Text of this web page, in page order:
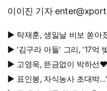
이이진 기자
▶ 탁재훈, 생일날 비보 쏟아졌다…주식 -37%·프로그램 실직
'날벼락'
▶ '김구라 아들' 그리, '17억 빚' 친엄마 홀로 챙겼다…"나밖에
없어"
▶ 고영욱, 뜬금없이 박하선♥류수영 부부에 막말…"감당 안
될 여자"
▶ 표인봉, 자식농사 초대